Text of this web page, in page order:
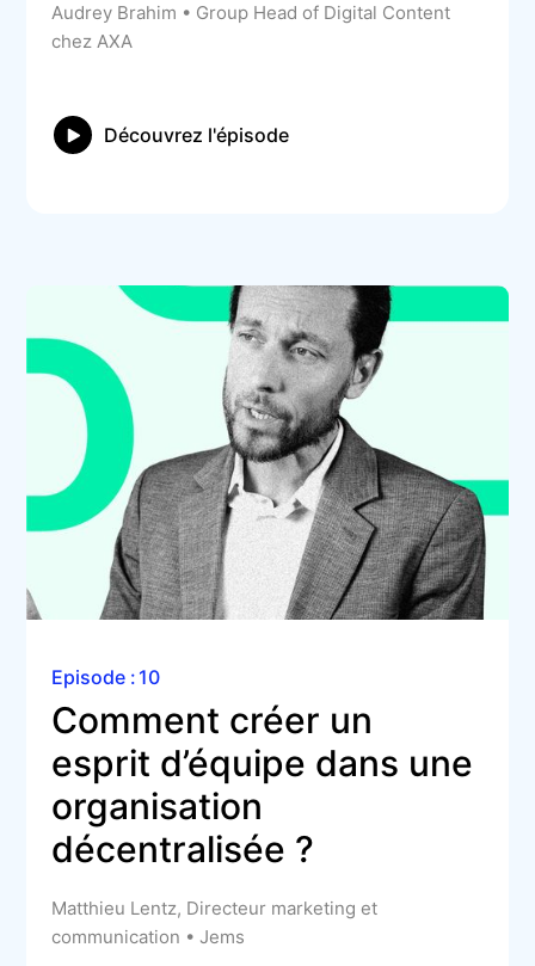
Audrey Brahim • Group Head of Digital Content
chez AXA
Découvrez l'épisode
Episode : 10
Comment créer un
esprit d’équipe dans une
organisation
décentralisée ?
Matthieu Lentz, Directeur marketing et
communication • Jems